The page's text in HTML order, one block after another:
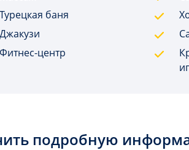
Турецкая баня
Джакузи
Фитнес-центр
подробную